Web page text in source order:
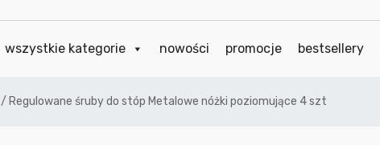
wszystkie kategorie nowości promocje bestsellery
/ Regulowane śruby do stóp Metalowe nóżki poziomujące 4 szt